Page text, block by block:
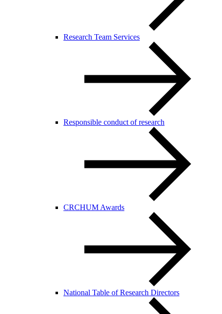
Research Team Services
Responsible conduct of research
CRCHUM Awards
National Table of Research Directors